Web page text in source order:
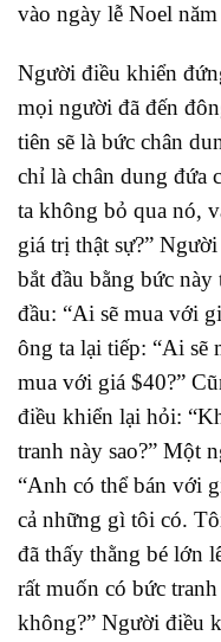
vào ngày lễ Noel
Người điều khiển
mọi người đã đến
tiên sẽ là bức chân
chỉ là chân dung đứa
ta không bỏ qua nó,
giá trị thật sự?”
bắt đầu bằng bức
đầu: “Ai sẽ mua với
ông ta lại tiếp: “Ai sẽ
mua với giá $40?”
điều khiển lại hỏi:
tranh này sao?” Một
“Anh có thể bán với
cả những gì tôi có.
đã thấy thằng bé lớn
rất muốn có bức
không?” Người điều